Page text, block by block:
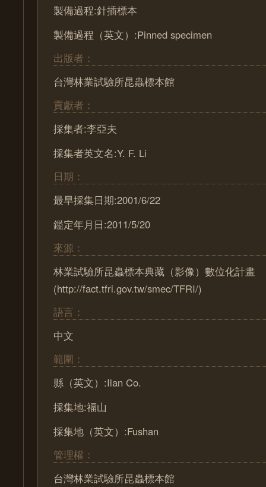
製備過程:針插標本
製備過程（英文）:Pinned specimen
出版者：
台灣林業試驗所昆蟲標本館
貢獻者：
採集者:李亞夫
採集者英文名:Y. F. Li
日期：
最早採集日期:2001/6/22
鑑定年月日:2011/5/20
來源：
林業試驗所昆蟲標本典藏（影像）數位化計畫
(http://fact.tfri.gov.tw/smec/TFRI/)
語言：
中文
範圍：
縣（英文）:Ilan Co.
採集地:福山
採集地（英文）:Fushan
管理權：
台灣林業試驗所昆蟲標本館